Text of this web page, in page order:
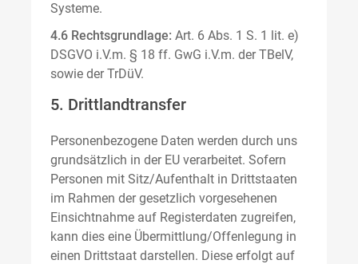
Systeme.
4.6 Rechtsgrundlage: Art. 6 Abs. 1 S. 1 lit. e)
DSGVO i.V.m. § 18 ff. GwG i.V.m. der TBelV,
sowie der TrDüV.
5. Drittlandtransfer
Personenbezogene Daten werden durch uns
grundsätzlich in der EU verarbeitet. Sofern
Personen mit Sitz/Aufenthalt in Drittstaaten
im Rahmen der gesetzlich vorgesehenen
Einsichtnahme auf Registerdaten zugreifen,
kann dies eine Übermittlung/Offenlegung in
einen Drittstaat darstellen. Diese erfolgt auf